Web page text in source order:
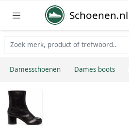
Schoenen.nl
Damesschoenen Dames boots